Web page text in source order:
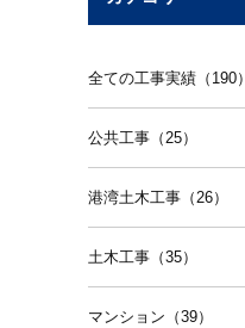
全ての工事実績（190）
公共工事（25）
港湾土木工事（26）
土木工事（35）
マンション（39）